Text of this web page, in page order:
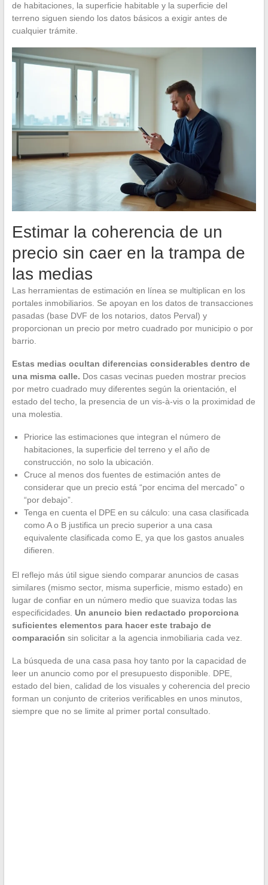
de habitaciones, la superficie habitable y la superficie del
terreno siguen siendo los datos básicos a exigir antes de
cualquier trámite.
Estimar la coherencia de un
precio sin caer en la trampa de
las medias
Las herramientas de estimación en línea se multiplican en los
portales inmobiliarios. Se apoyan en los datos de transacciones
pasadas (base DVF de los notarios, datos Perval) y
proporcionan un precio por metro cuadrado por municipio o por
barrio.
Estas medias ocultan diferencias considerables dentro de
una misma calle. Dos casas vecinas pueden mostrar precios
por metro cuadrado muy diferentes según la orientación, el
estado del techo, la presencia de un vis-à-vis o la proximidad de
una molestia.
Priorice las estimaciones que integran el número de
habitaciones, la superficie del terreno y el año de
construcción, no solo la ubicación.
Cruce al menos dos fuentes de estimación antes de
considerar que un precio está “por encima del mercado” o
“por debajo”.
Tenga en cuenta el DPE en su cálculo: una casa clasificada
como A o B justifica un precio superior a una casa
equivalente clasificada como E, ya que los gastos anuales
difieren.
El reflejo más útil sigue siendo comparar anuncios de casas
similares (mismo sector, misma superficie, mismo estado) en
lugar de confiar en un número medio que suaviza todas las
especificidades. Un anuncio bien redactado proporciona
suficientes elementos para hacer este trabajo de
comparación sin solicitar a la agencia inmobiliaria cada vez.
La búsqueda de una casa pasa hoy tanto por la capacidad de
leer un anuncio como por el presupuesto disponible. DPE,
estado del bien, calidad de los visuales y coherencia del precio
forman un conjunto de criterios verificables en unos minutos,
siempre que no se limite al primer portal consultado.